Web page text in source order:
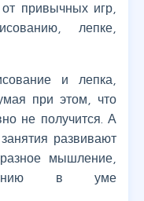
привычных игр,
лепке,
и лепка,
при этом, что
не получится. А
развивают
мышление,
в уме